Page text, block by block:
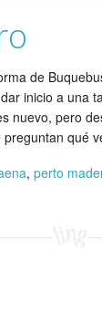
de
inicio a una
nuevo, pero
preguntan qué
, perto